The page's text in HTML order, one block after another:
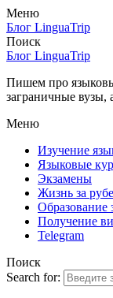
Меню
Блог LinguaTrip
Поиск
Блог LinguaTrip
Пишем про
заграничные вузы,
Меню
Изучение
Языковые
Экзамены
Жизнь за
Образование
Получение
Telegram
Поиск
Search for: